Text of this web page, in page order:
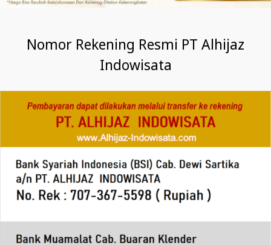
Nomor Rekening Resmi PT Alhijaz
Indowisata